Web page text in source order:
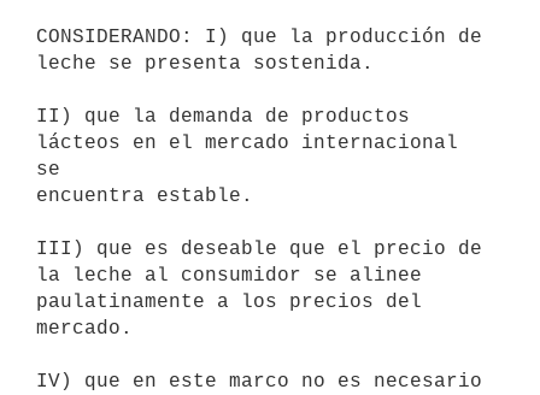
CONSIDERANDO: I) que la producción de
leche se presenta sostenida.
II) que la demanda de productos
lácteos en el mercado internacional
se
encuentra estable.
III) que es deseable que el precio de
la leche al consumidor se alinee
paulatinamente a los precios del
mercado.
IV) que en este marco no es necesario